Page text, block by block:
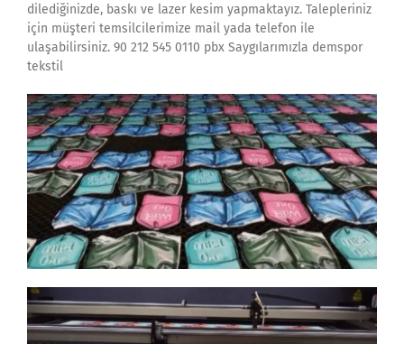
dilediğinizde, baskı ve lazer kesim yapmaktayız. Talepleriniz
için müşteri temsilcilerimize mail yada telefon ile
ulaşabilirsiniz. 90 212 545 0110 pbx Saygılarımızla demspor
tekstil